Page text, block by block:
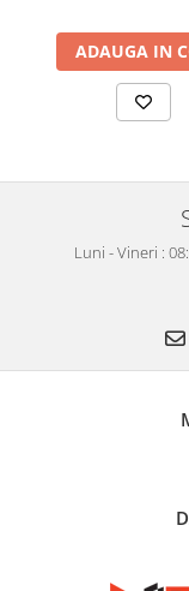
ADAUGA IN
Luni - Vineri :